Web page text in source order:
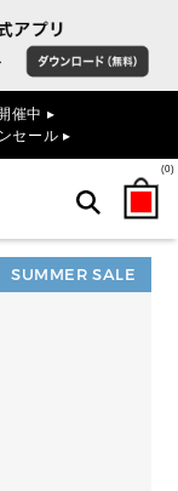
催中 ▸
セール ▸
(0)
検索
SUMMER SALE